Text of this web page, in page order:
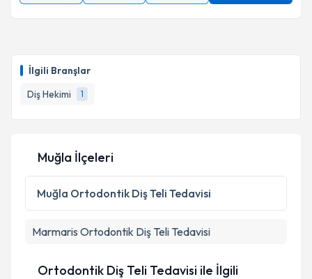
İlgili Branşlar
Diş Hekimi
1
Muğla İlçeleri
Muğla Ortodontik Diş Teli Tedavisi
Marmaris Ortodontik Diş Teli Tedavisi
Ortodontik Diş Teli Tedavisi ile İlgili